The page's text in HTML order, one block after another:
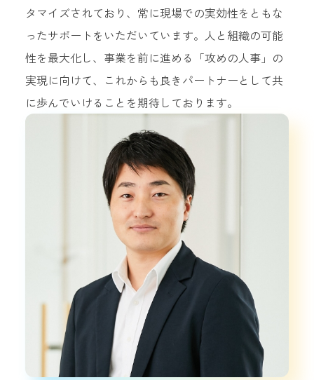
タマイズされており、常に現場での実効性をともな
ったサポートをいただいています。人と組織の可能
性を最大化し、事業を前に進める「攻めの人事」の
実現に向けて、これからも良きパートナーとして共
に歩んでいけることを期待しております。